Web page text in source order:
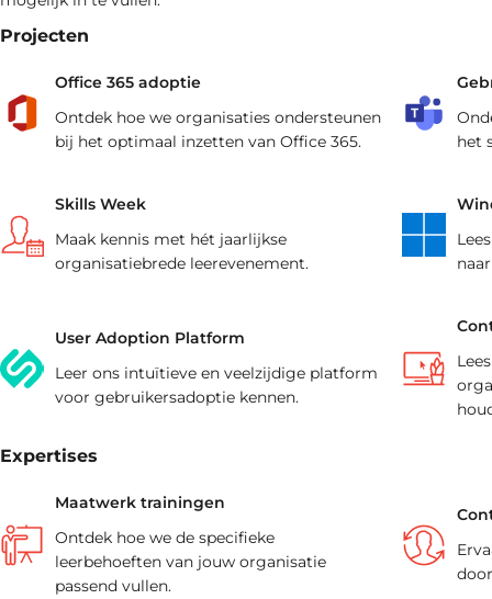
Projecten
Office 365 adoptie
Ontdek hoe we organisaties ondersteunen
bij het optimaal inzetten van Office 365.
het
Skills Week
Maak kennis met hét jaarlijkse
organisatiebrede leerevenement.
User Adoption Platform
Leer ons intuïtieve en veelzijdige platform
voor gebruikersadoptie kennen.
Expertises
Maatwerk trainingen
Ontdek hoe we de specifieke
leerbehoeften van jouw organisatie
passend vullen.